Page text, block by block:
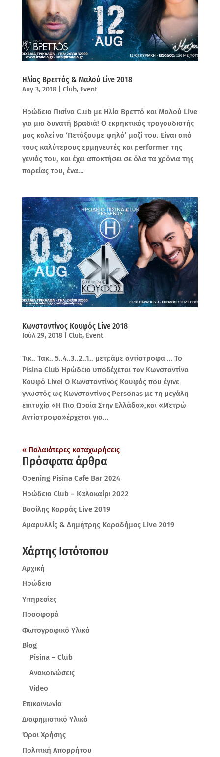
Ηλίας Βρεττός & Μαλού Live 2018
Αυγ 3, 2018| Club, Event
Ηρώδειο Πισίνα Club με Ηλία Βρεττό και Μαλού Live
για μια δυνατή βραδιά! O εκρηκτικός τραγουδιστής
μας καλεί να ‘Πετάξουμε ψηλά’ μαζί του. Είναι από
τους καλύτερους ερμηνευτές και performer της
γενιάς του, και έχει αποκτήσει σε όλα τα χρόνια της
πορείας του, ένα...
Κωνσταντίνος Κουφός Live 2018
Ιούλ 29, 2018| Club, Event
Τικ.. Τακ.. 5..4..3..2..1.. μετράμε αντίστροφα … Το
Pisina Club Ηρώδειο υποδέχεται τον Κωνσταντίνο
Κουφό Live! Ο Κωνσταντίνος Κουφός που έγινε
γνωστός ως Κωνσταντίνος Personas με τη μεγάλη
επιτυχία «Η Πιο Ωραία Στην Ελλάδα»,και «Μετρώ
Αντίστροφα»έρχεται για...
« Παλαιότερες καταχωρήσεις
Πρόσφατα άρθρα
Opening Pisina Cafe Bar 2024
Ηρώδειο Club – Καλοκαίρι 2022
Βασίλης Καρράς Live 2019
Αμαρυλλίς & Δημήτρης Καραδήμος Live 2019
Χάρτης Ιστότοπου
Αρχική
Ηρώδειο
Υπηρεσίες
Προσφορά
Φωτογραφικό Υλικό
Blog
Pisina – Club
Ανακοινώσεις
Video
Επικοινωνία
Διαφημιστικό Υλικό
Όροι Χρήσης
Πολιτική Απορρήτου